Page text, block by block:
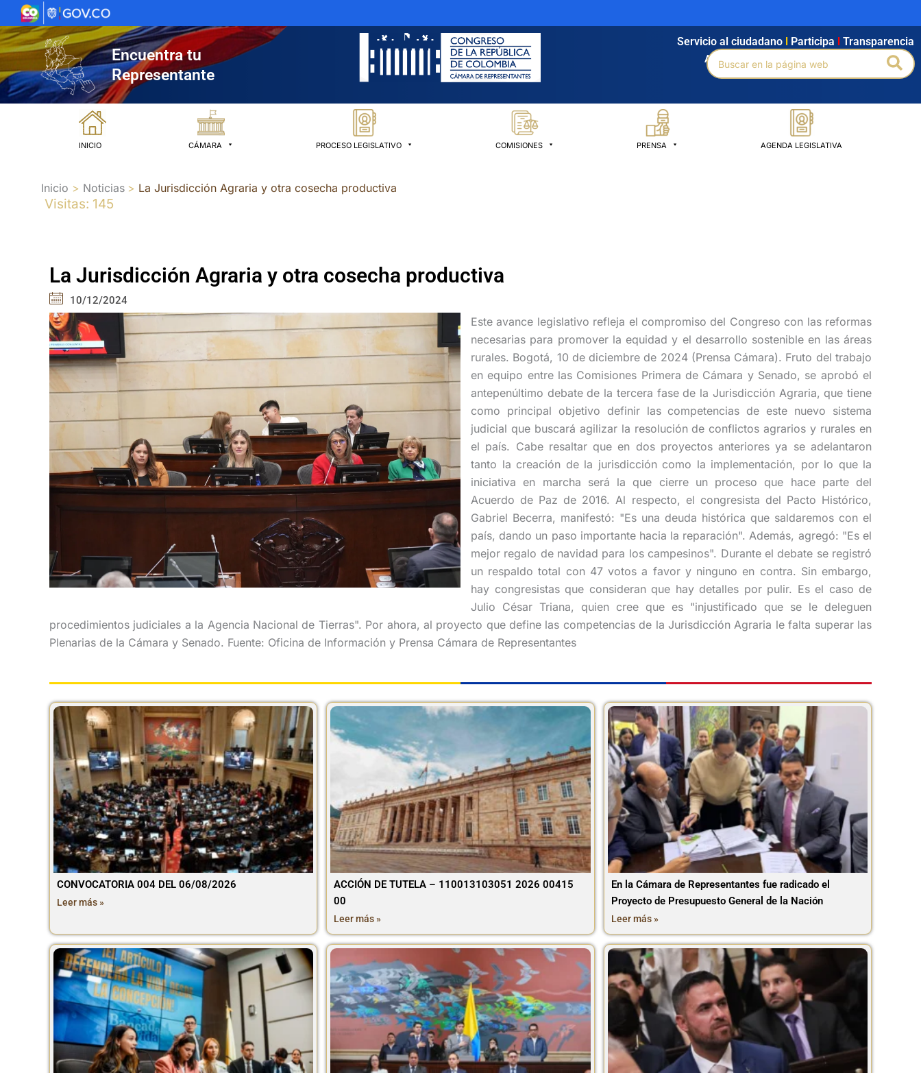
al
contenido
Encuentra tu
Representante
Agendamiento Intranet Búsqueda avanzada
Servicio al ciudadano Participa Transparencia
Buscar
por:
INICIO CÁMARA PROCESO LEGISLATIVO COMISIONES PRENSA AGENDA LEGISLATIVA
Inicio Noticias La Jurisdicción Agraria y otra cosecha productiva
Visitas: 145
La Jurisdicción Agraria y otra cosecha productiva
10/12/2024
Este avance legislativo refleja el compromiso del Congreso con las reformas
necesarias para promover la equidad y el desarrollo sostenible en las áreas
rurales. Bogotá, 10 de diciembre de 2024 (Prensa Cámara). Fruto del trabajo
en equipo entre las Comisiones Primera de Cámara y Senado, se aprobó el
antepenúltimo debate de la tercera fase de la Jurisdicción Agraria, que tiene
como principal objetivo definir las competencias de este nuevo sistema
judicial que buscará agilizar la resolución de conflictos agrarios y rurales en
el país. Cabe resaltar que en dos proyectos anteriores ya se adelantaron
tanto la creación de la jurisdicción como la implementación, por lo que la
iniciativa en marcha será la que cierre un proceso que hace parte del
Acuerdo de Paz de 2016. Al respecto, el congresista del Pacto Histórico,
Gabriel Becerra, manifestó: "Es una deuda histórica que saldaremos con el
país, dando un paso importante hacia la reparación". Además, agregó: "Es el
mejor regalo de navidad para los campesinos". Durante el debate se registró
un respaldo total con 47 votos a favor y ninguno en contra. Sin embargo,
hay congresistas que consideran que hay detalles por pulir. Es el caso de
Julio César Triana, quien cree que es "injustificado que se le deleguen
procedimientos judiciales a la Agencia Nacional de Tierras". Por ahora, al proyecto que define las competencias de la Jurisdicción Agraria le falta superar las
Plenarias de la Cámara y Senado. Fuente: Oficina de Información y Prensa Cámara de Representantes
CONVOCATORIA 004 DEL 06/08/2026
Leer más »
ACCIÓN DE TUTELA – 110013103051 2026 00415
00
Leer más »
En la Cámara de Representantes fue radicado el
Proyecto de Presupuesto General de la Nación
Leer más »